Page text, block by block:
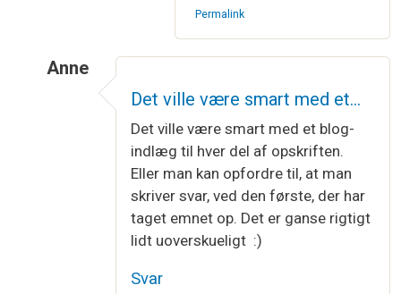
Permalink
Anne
Som svar tilLange masker afBettina bjarlert
Det ville være smart med et…
Det ville være smart med et blog-
indlæg til hver del af opskriften.
Eller man kan opfordre til, at man
skriver svar, ved den første, der har
taget emnet op. Det er ganse rigtigt
lidt uoverskueligt :)
Svar